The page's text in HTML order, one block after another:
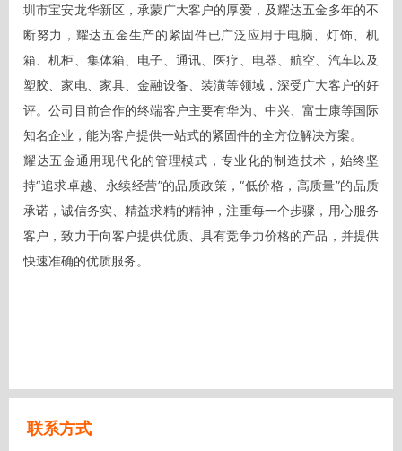
圳市宝安龙华新区，承蒙广大客户的厚爱，及耀达五金多年的不
断努力，耀达五金生产的紧固件已广泛应用于电脑、灯饰、机
箱、机柜、集体箱、电子、通讯、医疗、电器、航空、汽车以及
塑胶、家电、家具、金融设备、装潢等领域，深受广大客户的好
评。公司目前合作的终端客户主要有华为、中兴、富士康等国际
知名企业，能为客户提供一站式的紧固件的全方位解决方案。
耀达五金通用现代化的管理模式，专业化的制造技术，始终坚
持“追求卓越、永续经营”的品质政策，“低价格，高质量”的品质
承诺，诚信务实、精益求精的精神，注重每一个步骤，用心服务
客户，致力于向客户提供优质、具有竞争力价格的产品，并提供
快速准确的优质服务。
联系方式